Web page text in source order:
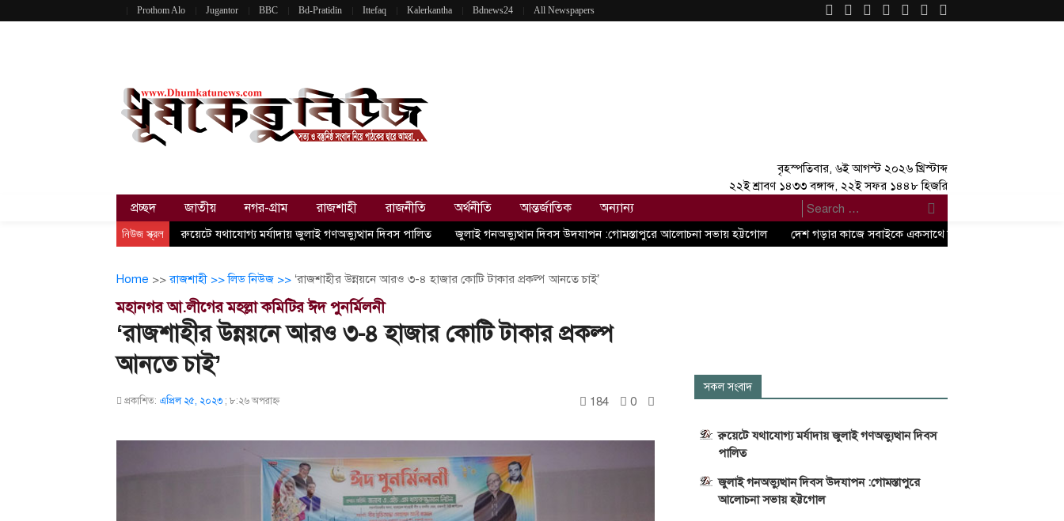
Prothom Alo Jugantor BBC Bd-Pratidin Ittefaq Kalerkantha Bdnews24 All Newspapers
বৃহস্পতিবার, ৬ই আগস্ট ২০২৬ খ্রিস্টাব্দ
২২ই শ্রাবণ ১৪৩৩ বঙ্গাব্দ, ২২ই সফর ১৪৪৮ হিজরি
প্রচ্ছদ জাতীয় নগর-গ্রাম রাজশাহী রাজনীতি অর্থনীতি আন্তর্জাতিক অন্যান্য
×
নিউজ স্ক্রল রুয়েটে যথাযোগ্য মর্যাদায় জুলাই গণঅভ্যুত্থান দিবস পালিত জুলাই গনঅভ্যুত্থান দিবস উদযাপন :গোমস্তাপুরে আলোচনা সভায় হট্টগোল দেশ গড়ার কাজে সবাইকে একসাথে কাজ করতে হবে” -জুলাই
Home >>রাজশাহী >>লিড নিউজ >> ‘রাজশাহীর উন্নয়নে আরও ৩-৪ হাজার কোটি টাকার প্রকল্প আনতে চাই’
মহানগর আ.লীগের মহল্লা কমিটির ঈদ পুনর্মিলনী
‘রাজশাহীর উন্নয়নে আরও ৩-৪ হাজার কোটি টাকার প্রকল্প
আনতে চাই’
প্রকাশিত: এপ্রিল ২৫, ২০২৩ ; ৮:২৬ অপরাহ্ণ 184 0
সকল সংবাদ
রুয়েটে যথাযোগ্য মর্যাদায় জুলাই গণঅভ্যুত্থান দিবস
পালিত
জুলাই গনঅভ্যুত্থান দিবস উদযাপন :গোমস্তাপুরে
আলোচনা সভায় হট্টগোল